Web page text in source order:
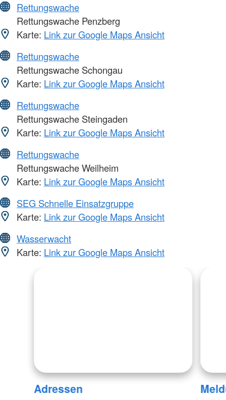
Rettungswache
Rettungswache Penzberg
Karte: Link zur Google Maps Ansicht
Rettungswache
Rettungswache Schongau
Karte: Link zur Google Maps Ansicht
Rettungswache
Rettungswache Steingaden
Karte: Link zur Google Maps Ansicht
Rettungswache
Rettungswache Weilheim
Karte: Link zur Google Maps Ansicht
SEG Schnelle Einsatzgruppe
Karte: Link zur Google Maps Ansicht
Wasserwacht
Karte: Link zur Google Maps Ansicht
Adressen